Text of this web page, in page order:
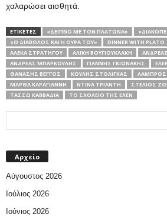
χαλαρώσει αισθητά.
ΕΤΙΚΕΤΕΣ «ΔΕΊΠΝΟ ΜΕ ΤΟΝ ΠΛΆΤΩΝΑ»
«Ο ΔΙΆΒΟΛΟΣ ΚΑΙ Η ΟΥΡΆ ΤΟΥ»
DINNER WITH PLATO
ΑΛΈΚΑ ΣΤΡΑΤΗΓΟΎ
ΑΛΊΚΗ ΒΟΥΓΙΟΥΚΛΆΚΗ
ΑΝΔΡΈΑΣ ΜΠΆΡΚΟΥΛΗΣ
ΓΙΆΝΝΗΣ ΓΚΙΩΝΆΚΗΣ
ΘΑΝΆΣΗΣ ΒΈΓΓΟΣ
ΚΟΎΛΗΣ ΣΤΟΛΊΓΚΑΣ
ΛΆΜΠΡΟΣ
ΜΆΡΘΑ ΚΑΡΑΓΙΆΝΝΗ
ΝΤΊΝΑ ΤΡΙΆΝΤΗ
ΣΤΈΛΙΟΣ
ΤΑΣΣΏ ΚΑΒΒΑΔΊΑ
ΤΟ ΣΧΟΛΕΙΟ ΤΗΣ ΕΛΕΝ
Αρχείο
Αύγουστος 2026
Ιούλιος 2026
Ιούνιος 2026